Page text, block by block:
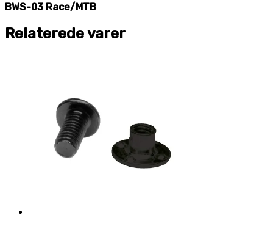
BWS-03 Race/MTB
Relaterede varer